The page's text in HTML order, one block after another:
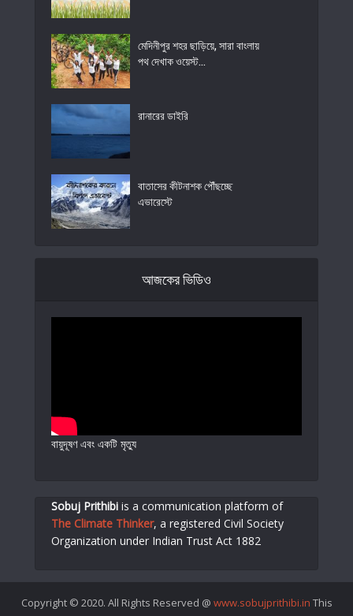
মেদিনীপুর শহর ছাড়িয়ে, সারা বাংলায়
পথ দেখাক ওয়েস্ট...
রানারের ডাইরি
বাতাসের কীটনাশক পৌঁছচ্ছে
এভারেস্টে
আজকের ভিডিও
বায়ুদূষণ এবং একটি মৃত্যু
Sobuj Prithibi is a communication platform of
The Climate Thinker, a registered Civil Society
Organization under Indian Trust Act 1882
Copyright © 2020. All Rights Reserved @ www.sobujprithibi.in This